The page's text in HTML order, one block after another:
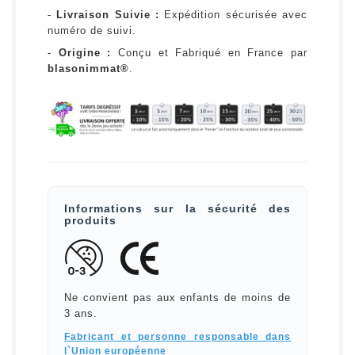
- Livraison Suivie :
Expédition sécurisée avec
numéro de suivi.
- Origine :
Conçu et Fabriqué en France par
blasonimmat®.
Informations sur la sécurité des
produits
Ne convient pas aux enfants de moins de
3 ans.
Fabricant et personne responsable dans
l`Union européenne